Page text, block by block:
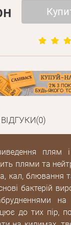
ВІДГУКИ(0)
плям
плями та
кал, блювання
бактерій
на
до тих пір,
Пароль